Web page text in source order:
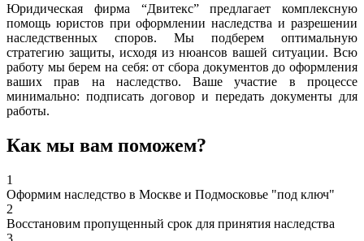
Юридическая фирма “Двитекс” предлагает комплексную
помощь юристов при оформлении наследства и разрешении
наследственных споров. Мы подберем оптимальную
стратегию защиты, исходя из нюансов вашей ситуации. Всю
работу мы берем на себя: от сбора документов до оформления
ваших прав на наследство. Ваше участие в процессе
минимально: подписать договор и передать документы для
работы.
Как мы вам поможем?
1
Оформим наследство в Москве и Подмосковье "под ключ"
2
Восстановим пропущенный срок для принятия наследства
3